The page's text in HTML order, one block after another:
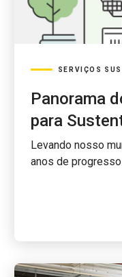
SERVIÇOS
Panorama
para
Levando nosso
anos de progresso